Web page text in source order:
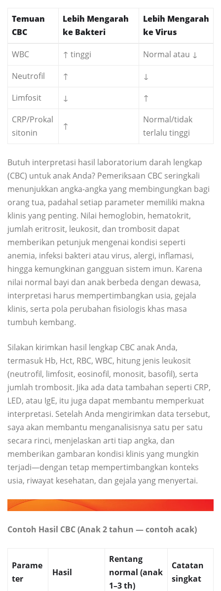
Temuan
CBC
Lebih Mengarah
ke Bakteri
Lebih Mengarah
ke Virus
WBC ↑ tinggi
Normal atau ↓
Neutrofil
↑
↓
Limfosit
↓
↑
CRP/Prokal
sitonin
↑
Normal/tidak
terlalu tinggi
Butuh interpretasi hasil laboratorium darah lengkap
(CBC) untuk anak Anda? Pemeriksaan CBC seringkali
menunjukkan angka-angka yang membingungkan bagi
orang tua, padahal setiap parameter memiliki makna
klinis yang penting. Nilai hemoglobin, hematokrit,
jumlah eritrosit, leukosit, dan trombosit dapat
memberikan petunjuk mengenai kondisi seperti
anemia, infeksi bakteri atau virus, alergi, inflamasi,
hingga kemungkinan gangguan sistem imun. Karena
nilai normal bayi dan anak berbeda dengan dewasa,
interpretasi harus mempertimbangkan usia, gejala
klinis, serta pola perubahan fisiologis khas masa
tumbuh kembang.
Silakan kirimkan hasil lengkap CBC anak Anda,
termasuk Hb, Hct, RBC, WBC, hitung jenis leukosit
(neutrofil, limfosit, eosinofil, monosit, basofil), serta
jumlah trombosit. Jika ada data tambahan seperti CRP,
LED, atau IgE, itu juga dapat membantu memperkuat
interpretasi. Setelah Anda mengirimkan data tersebut,
saya akan membantu menganalisisnya satu per satu
secara rinci, menjelaskan arti tiap angka, dan
memberikan gambaran kondisi klinis yang mungkin
terjadi—dengan tetap mempertimbangkan konteks
usia, riwayat kesehatan, dan gejala yang menyertai.
Contoh Hasil CBC (Anak 2 tahun — contoh acak)
Parame
ter
Hasil
Rentang
normal (anak
1–3 th)
Catatan
singkat